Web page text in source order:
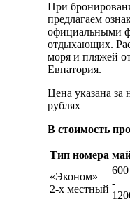
При
предлагаем
официальными
отдыхающих.
моря и пляжей
Евпатория.
Цена указана за
рублях
В стоимость
Тип номера
«Эконом»
2-х местный
600
-